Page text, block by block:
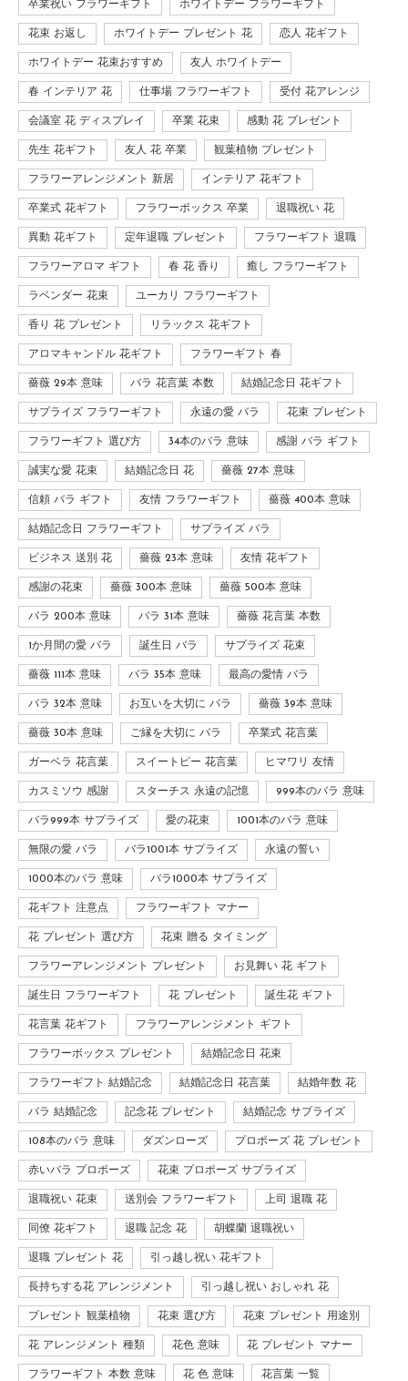
卒業祝い フラワーギフト ホワイトデー フラワーギフト
花束 お返し ホワイトデー プレゼント 花 恋人 花ギフト
ホワイトデー 花束おすすめ 友人 ホワイトデー
春 インテリア 花 仕事場 フラワーギフト 受付 花アレンジ
会議室 花 ディスプレイ 卒業 花束 感動 花 プレゼント
先生 花ギフト 友人 花 卒業 観葉植物 プレゼント
フラワーアレンジメント 新居 インテリア 花ギフト
卒業式 花ギフト フラワーボックス 卒業 退職祝い 花
異動 花ギフト 定年退職 プレゼント フラワーギフト 退職
フラワーアロマ ギフト 春 花 香り 癒し フラワーギフト
ラベンダー 花束 ユーカリ フラワーギフト
香り 花 プレゼント リラックス 花ギフト
アロマキャンドル 花ギフト フラワーギフト 春
薔薇 29本 意味 バラ 花言葉 本数 結婚記念日 花ギフト
サプライズ フラワーギフト 永遠の愛 バラ 花束 プレゼント
フラワーギフト 選び方 34本のバラ 意味 感謝 バラ ギフト
誠実な愛 花束 結婚記念日 花 薔薇 27本 意味
信頼 バラ ギフト 友情 フラワーギフト 薔薇 400本 意味
結婚記念日 フラワーギフト サプライズ バラ
ビジネス 送別 花 薔薇 23本 意味 友情 花ギフト
感謝の花束 薔薇 300本 意味 薔薇 500本 意味
バラ 200本 意味 バラ 31本 意味 薔薇 花言葉 本数
1か月間の愛 バラ 誕生日 バラ サプライズ 花束
薔薇 111本 意味 バラ 35本 意味 最高の愛情 バラ
バラ 32本 意味 お互いを大切に バラ 薔薇 39本 意味
薔薇 30本 意味 ご縁を大切に バラ 卒業式 花言葉
ガーベラ 花言葉 スイートピー 花言葉 ヒマワリ 友情
カスミソウ 感謝 スターチス 永遠の記憶 999本のバラ 意味
バラ999本 サプライズ 愛の花束 1001本のバラ 意味
無限の愛 バラ バラ1001本 サプライズ 永遠の誓い
1000本のバラ 意味 バラ1000本 サプライズ
花ギフト 注意点 フラワーギフト マナー
花 プレゼント 選び方 花束 贈る タイミング
フラワーアレンジメント プレゼント お見舞い 花 ギフト
誕生日 フラワーギフト 花 プレゼント 誕生花 ギフト
花言葉 花ギフト フラワーアレンジメント ギフト
フラワーボックス プレゼント 結婚記念日 花束
フラワーギフト 結婚記念 結婚記念日 花言葉 結婚年数 花
バラ 結婚記念 記念花 プレゼント 結婚記念 サプライズ
108本のバラ 意味 ダズンローズ プロポーズ 花 プレゼント
赤いバラ プロポーズ 花束 プロポーズ サプライズ
退職祝い 花束 送別会 フラワーギフト 上司 退職 花
同僚 花ギフト 退職 記念 花 胡蝶蘭 退職祝い
退職 プレゼント 花 引っ越し祝い 花ギフト
長持ちする花 アレンジメント 引っ越し祝い おしゃれ 花
プレゼント 観葉植物 花束 選び方 花束 プレゼント 用途別
花 アレンジメント 種類 花色 意味 花 プレゼント マナー
フラワーギフト 本数 意味 花 色 意味 花言葉 一覧